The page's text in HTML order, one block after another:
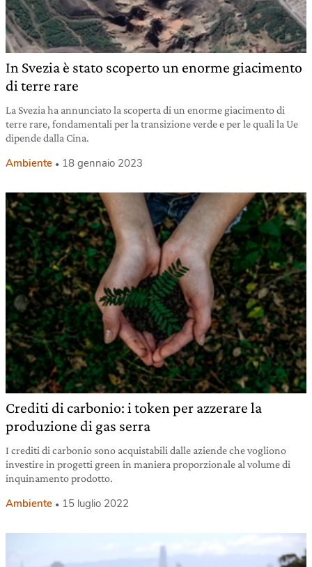
In Svezia è stato scoperto un enorme giacimento
di terre rare
La Svezia ha annunciato la scoperta di un enorme giacimento di
terre rare, fondamentali per la transizione verde e per le quali la Ue
dipende dalla Cina.
Ambiente 18 gennaio 2023
Crediti di carbonio: i token per azzerare la
produzione di gas serra
I crediti di carbonio sono acquistabili dalle aziende che vogliono
investire in progetti green in maniera proporzionale al volume di
inquinamento prodotto.
Ambiente 15 luglio 2022